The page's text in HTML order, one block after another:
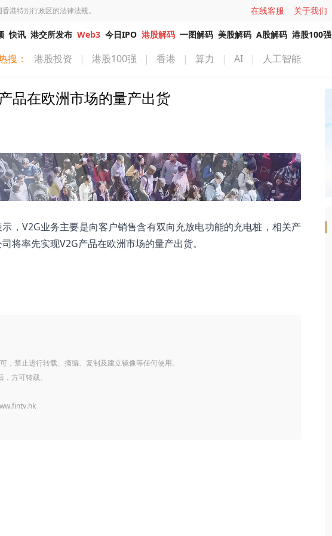
港特别行政区的法律法规。 在线客服 关于我们
快讯 港交所发布 Web3 今日IPO 港股解码 一图解码 美股解码 A股解码 港股100强
搜： 港股投资 | 港股100强 | 香港 | 算力 | AI | 人工智能
品在欧洲市场的量产出货
，V2G业务主要是向客户销售含有双向充放电功能的充电桩，相关产
将率先实现V2G产品在欧洲市场的量产出货。
禁止进行转载、摘编、复制及建立镜像等任何使用。
方可转载。